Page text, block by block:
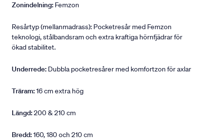
Zonindelning: Femzon
Resårtyp (mellanmadrass): Pocketresår med Femzon
teknologi, stålbandsram och extra kraftiga hörnfjädrar för
ökad stabilitet.
Underrede: Dubbla pocketresårer med komfortzon för axlar
Träram:16 cm extra hög
Längd:200 & 210 cm
Bredd:160, 180 och 210 cm